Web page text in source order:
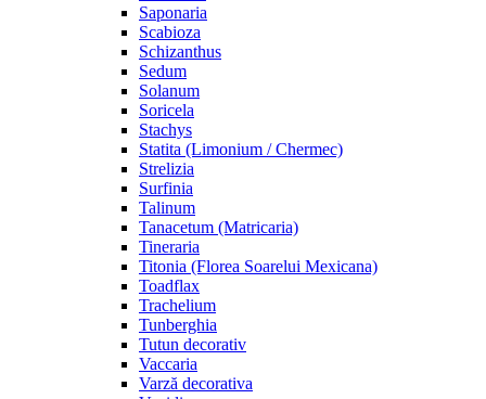
Saponaria
Scabioza
Schizanthus
Sedum
Solanum
Soricela
Stachys
Statita (Limonium / Chermec)
Strelizia
Surfinia
Talinum
Tanacetum (Matricaria)
Tineraria
Titonia (Florea Soarelui Mexicana)
Toadflax
Trachelium
Tunberghia
Tutun decorativ
Vaccaria
Varză decorativa